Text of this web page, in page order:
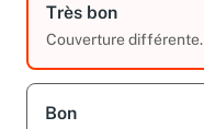
Très bon
Couverture différente.
Bon